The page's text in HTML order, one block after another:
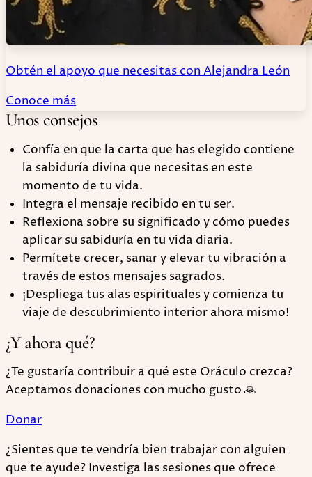
Obtén el apoyo que necesitas con Alejandra León
Conoce más
Unos consejos
Confía en que la carta que has elegido contiene
la sabiduría divina que necesitas en este
momento de tu vida.
Integra el mensaje recibido en tu ser.
Reflexiona sobre su significado y cómo puedes
aplicar su sabiduría en tu vida diaria.
Permítete crecer, sanar y elevar tu vibración a
través de estos mensajes sagrados.
¡Despliega tus alas espirituales y comienza tu
viaje de descubrimiento interior ahora mismo!
¿Y ahora qué?
¿Te gustaría contribuir a qué este Oráculo crezca?
Aceptamos donaciones con mucho gusto 🙏
Donar
¿Sientes que te vendría bien trabajar con alguien
que te ayude? Investiga las sesiones que ofrece